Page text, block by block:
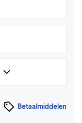
Betaalmiddelen